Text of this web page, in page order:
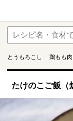
とうもろこし 鶏もも肉
たけのこご飯（